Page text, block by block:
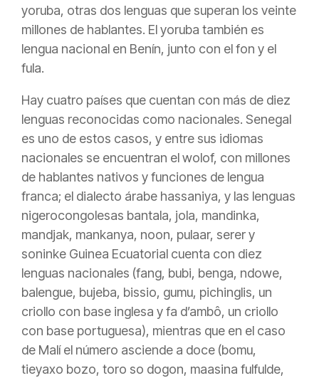
yoruba, otras dos lenguas que superan los veinte
millones de hablantes. El yoruba también es
lengua nacional en Benín, junto con el fon y el
fula.
Hay cuatro países que cuentan con más de diez
lenguas reconocidas como nacionales. Senegal
es uno de estos casos, y entre sus idiomas
nacionales se encuentran el wolof, con millones
de hablantes nativos y funciones de lengua
franca; el dialecto árabe hassaniya, y las lenguas
nigerocongolesas bantala, jola, mandinka,
mandjak, mankanya, noon, pulaar, serer y
soninke Guinea Ecuatorial cuenta con diez
lenguas nacionales (fang, bubi, benga, ndowe,
balengue, bujeba, bissio, gumu, pichinglis, un
criollo con base inglesa y fa d’ambô, un criollo
con base portuguesa), mientras que en el caso
de Malí el número asciende a doce (bomu,
tieyaxo bozo, toro so dogon, maasina fulfulde,